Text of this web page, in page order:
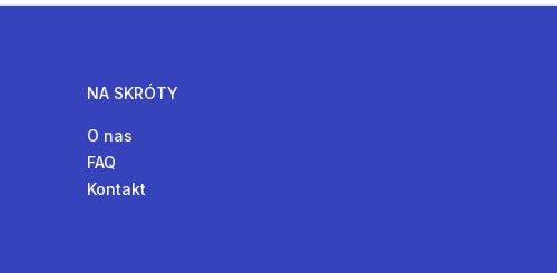
NA SKRÓTY
O nas
FAQ
Kontakt